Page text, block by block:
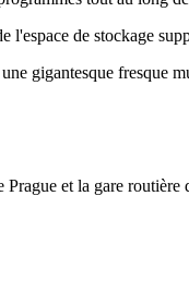
l'espace de stockage
gigantesque fresque
et la gare routière